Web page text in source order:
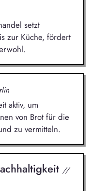
setzt
zur Küche, fördert
aktiv, um
von Brot für die
zu vermitteln.
//